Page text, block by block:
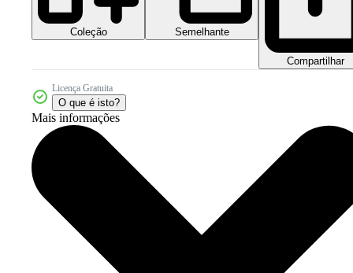
Coleção Semelhante
Compartilhar
Licença Gratuita
O que é isto?
Mais informações